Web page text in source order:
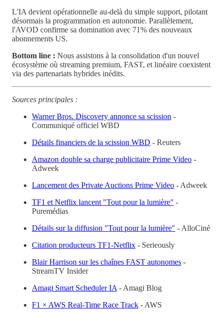
L'IA devient opérationnelle au-delà du simple support, pilotant
désormais la programmation en autonomie. Parallèlement,
l'AVOD confirme sa domination avec 71% des nouveaux
abonnements US.
Bottom line : Nous assistons à la consolidation d'un nouvel
écosystème où streaming premium, FAST, et linéaire coexistent
via des partenariats hybrides inédits.
Sources principales :
Warner Bros. Discovery annonce sa scission -
Communiqué officiel WBD
Détails financiers de la scission WBD - Reuters
Amazon double sa charge publicitaire Prime Video -
Adweek
Lancement des Private Auctions Prime Video - Adweek
TF1 et Netflix lancent "Tout pour la lumière" -
Puremédias
Détails sur la diffusion "Tout pour la lumière" - AlloCiné
Citation producteurs TF1-Netflix - Serieously
Blair Harrison sur les chaînes FAST autonomes -
StreamTV Insider
Amagi Smart Scheduler IA - Amagi Blog
F1 × AWS Real-Time Race Track - AWS